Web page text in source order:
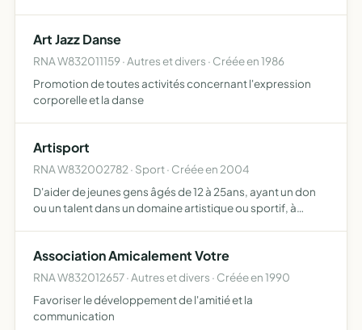
Art Jazz Danse
RNA W832011159 · Autres et divers · Créée en 1986
Promotion de toutes activités concernant l'expression
corporelle et la danse
Artisport
RNA W832002782 · Sport · Créée en 2004
D'aider de jeunes gens âgés de 12 à 25ans, ayant un don
ou un talent dans un domaine artistique ou sportif, à
Association Amicalement Votre
RNA W832012657 · Autres et divers · Créée en 1990
Favoriser le développement de l'amitié et la
communication